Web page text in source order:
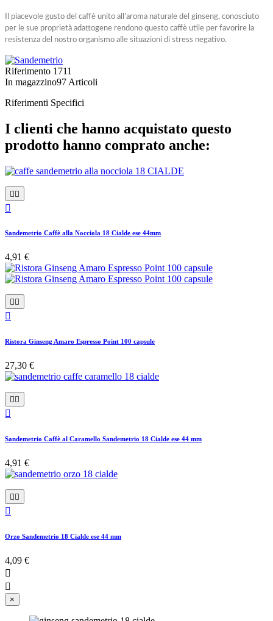
Il piacevole gusto del caffè unito all’aroma naturale del ginseng, conosciuto
per le sue proprietà adattogene rendono questo caffè utile per favorire la
resistenza del nostro organismo alle situazioni di stress negativo.
Riferimento 1711
In magazzino97 Articoli
Riferimenti Specifici
I clienti che hanno acquistato questo
prodotto hanno comprato anche:


Sandemetrio Caffè alla Nocciola 18 Cialde ese 44mm
4,91 €
 

Ristora Ginseng Amaro Espresso Point 100 capsule
27,30 €
 

Sandemetrio Caffè al Caramello Sandemetrio 18 Cialde ese 44 mm
4,91 €
 

Orzo Sandemetrio 18 Cialde ese 44 mm
4,09 €


×